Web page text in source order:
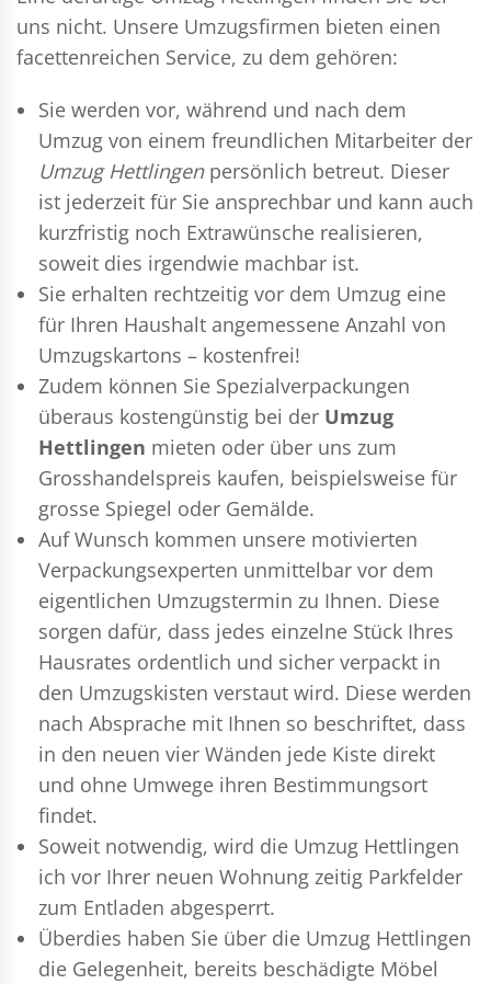
uns nicht. Unsere Umzugsfirmen bieten einen
facettenreichen Service, zu dem gehören:
Sie werden vor, während und nach dem
Umzug von einem freundlichen Mitarbeiter der
Umzug Hettlingenpersönlich betreut. Dieser
ist jederzeit für Sie ansprechbar und kann auch
kurzfristig noch Extrawünsche realisieren,
soweit dies irgendwie machbar ist.
Sie erhalten rechtzeitig vor dem Umzug eine
für Ihren Haushalt angemessene Anzahl von
Umzugskartons – kostenfrei!
Zudem können Sie Spezialverpackungen
überaus kostengünstig bei der Umzug
Hettlingen mieten oder über uns zum
Grosshandelspreis kaufen, beispielsweise für
grosse Spiegel oder Gemälde.
Auf Wunsch kommen unsere motivierten
Verpackungsexperten unmittelbar vor dem
eigentlichen Umzugstermin zu Ihnen. Diese
sorgen dafür, dass jedes einzelne Stück Ihres
Hausrates ordentlich und sicher verpackt in
den Umzugskisten verstaut wird. Diese werden
nach Absprache mit Ihnen so beschriftet, dass
in den neuen vier Wänden jede Kiste direkt
und ohne Umwege ihren Bestimmungsort
findet.
Soweit notwendig, wird die Umzug Hettlingen
ich vor Ihrer neuen Wohnung zeitig Parkfelder
zum Entladen abgesperrt.
Überdies haben Sie über die Umzug Hettlingen
die Gelegenheit, bereits beschädigte Möbel